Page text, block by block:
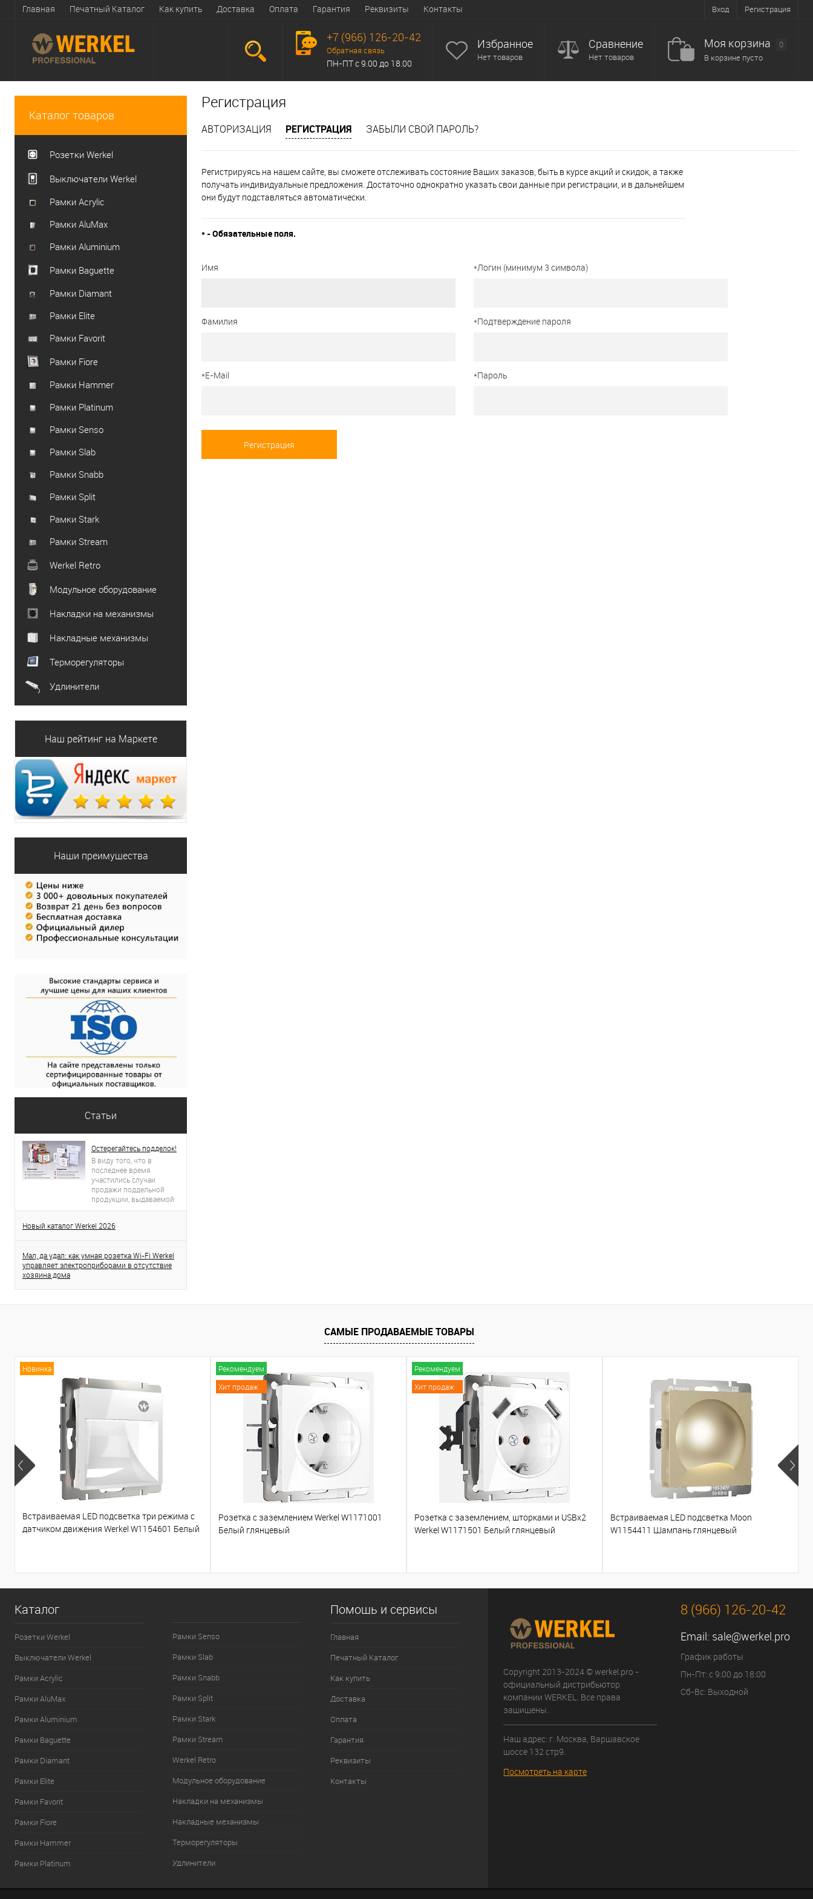
Вход Регистрация
Главная Печатный Каталог Как купить Доставка Оплата Гарантия Реквизиты Контакты
+7 (966) 126-20-42
Обратная связь
ПН-ПТ с 9.00 до 18.00
Избранное
Нет товаров
Сравнение
Нет товаров
Моя корзина
0
В корзине пусто
Каталог товаров
Розетки Werkel
Выключатели Werkel
Рамки Acrylic
Рамки AluMax
Рамки Aluminium
Рамки Baguette
Рамки Diamant
Рамки Elite
Рамки Favorit
Рамки Fiore
Рамки Hammer
Рамки Platinum
Рамки Senso
Рамки Slab
Рамки Snabb
Рамки Split
Рамки Stark
Рамки Stream
Werkel Retro
Модульное оборудование
Накладки на механизмы
Накладные механизмы
Терморегуляторы
Удлинители
Наш рейтинг на Маркете
Наши преимущества
Статьи
Остерегайтесь подделок!
В виду того, что в
последнее время
участились случаи
продажи поддельной
продукции, выдаваемой
за продукцию торговой
проявлять бдительность.
оригинальность
приобретенного товара.
Новый каталог Werkel 2026
Мал, да удал: как умная розетка Wi-Fi Werkel
управляет электроприборами в отсутствие
хозяина дома
Регистрация
АВТОРИЗАЦИЯ РЕГИСТРАЦИЯ ЗАБЫЛИ СВОЙ ПАРОЛЬ?
Регистрируясь на нашем сайте, вы сможете отслеживать состояние Ваших заказов, быть в курсе акций и скидок, а также
получать индивидуальные предложения. Достаточно однократно указать свои данные при регистрации, и в дальнейшем
они будут подставляться автоматически.
* - Обязательные поля.
Имя *Логин (минимум 3 символа)
Фамилия *Подтверждение пароля
*E-Mail *Пароль
САМЫЕ ПРОДАВАЕМЫЕ ТОВАРЫ
Новинка
Встраиваемая LED подсветка три режима с
датчиком движения Werkel W1154601 Белый
Рекомендуем
Хит продаж
Розетка с заземлением Werkel W1171001
Белый глянцевый
Рекомендуем
Хит продаж
Розетка с заземлением, шторками и USBх2
Werkel W1171501 Белый глянцевый
Встраиваемая LED подсветка Moon
W1154411 Шампань глянцевый
Каталог
Розетки Werkel
Выключатели Werkel
Рамки Acrylic
Рамки AluMax
Рамки Aluminium
Рамки Baguette
Рамки Diamant
Рамки Elite
Рамки Favorit
Рамки Fiore
Рамки Hammer
Рамки Platinum
Рамки Senso
Рамки Slab
Рамки Snabb
Рамки Split
Рамки Stark
Рамки Stream
Werkel Retro
Модульное оборудование
Накладки на механизмы
Накладные механизмы
Терморегуляторы
Удлинители
Помощь и сервисы
Главная
Печатный Каталог
Как купить
Доставка
Оплата
Гарантия
Реквизиты
Контакты
Copyright 2013-2024 © werkel.pro -
официальный дистрибьютор
компании WERKEL. Все права
защищены.
Наш адрес: г. Москва, Варшавское
шоссе 132 стр9.
Посмотреть на карте
8 (966) 126-20-42
Email: sale@werkel.pro
График работы
Пн-Пт: с 9:00 до 18:00
Сб-Вс: Выходной